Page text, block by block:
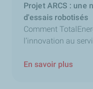
Projet ARCS : une
d'essais robotisés
Comment
l’innovation au
En savoir plus